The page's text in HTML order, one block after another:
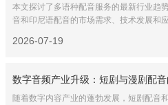
本文探讨了多语种配音服务的最新行业趋
音和印尼语配音的市场需求、技术发展和
2026-07-19
数字音频产业升级：短剧与漫剧配音
随着数字内容产业的蓬勃发展，短剧配音